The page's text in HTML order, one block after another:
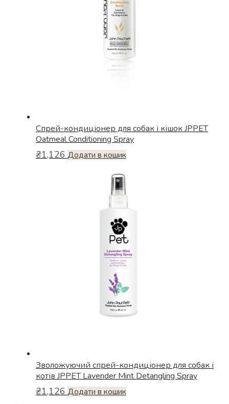
Спрей-кондиціонер для собак і кішок JPPET
Oatmeal Conditioning Spray
₴1,126 Додати в кошик
Зволожуючий спрей-кондиціонер для собак і
котів JPPET Lavender Mint Detangling Spray
₴1,126 Додати в кошик